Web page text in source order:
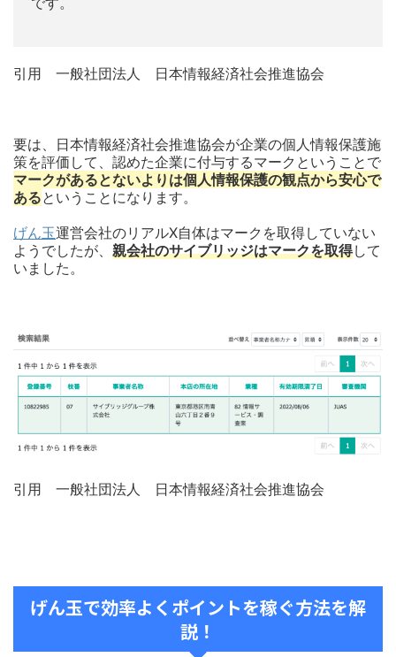
引用 一般社団法人 日本情報経済社会推進協会
要は、日本情報経済社会推進協会が企業の個人情報保護施
策を評価して、認めた企業に付与するマークということで
マークがあるとないよりは個人情報保護の観点から安心で
あるということになります。
げん玉運営会社のリアルX自体はマークを取得していない
ようでしたが、 親会社のサイブリッジはマークを取得して
いました。
引用 一般社団法人 日本情報経済社会推進協会
げん玉で効率よくポイントを稼ぐ方法を解
説！